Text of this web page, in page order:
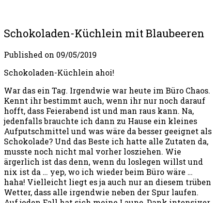
Schokoladen-Küchlein mit Blaubeeren
Published on 09/05/2019
Schokoladen-Küchlein ahoi!
War das ein Tag. Irgendwie war heute im Büro Chaos.
Kennt ihr bestimmt auch, wenn ihr nur noch darauf
hofft, dass Feierabend ist und man raus kann. Na,
jedenfalls brauchte ich dann zu Hause ein kleines
Aufputschmittel und was wäre da besser geeignet als
Schokolade? Und das Beste ich hatte alle Zutaten da,
musste noch nicht mal vorher losziehen. Wie
ärgerlich ist das denn, wenn du loslegen willst und
nix ist da … yep, wo ich wieder beim Büro wäre …
haha! Vielleicht liegt es ja auch nur an diesem trüben
Wetter, dass alle irgendwie neben der Spur laufen.